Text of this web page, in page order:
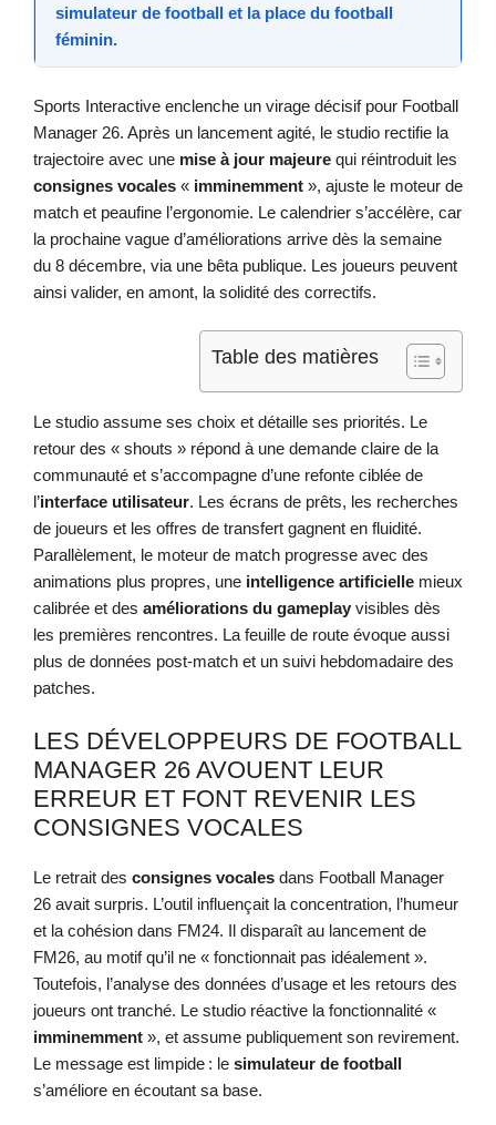
simulateur de football et la place du football
féminin.
Sports Interactive enclenche un virage décisif pour Football
Manager 26. Après un lancement agité, le studio rectifie la
trajectoire avec une mise à jour majeure qui réintroduit les
consignes vocales « imminemment », ajuste le moteur de
match et peaufine l’ergonomie. Le calendrier s’accélère, car
la prochaine vague d’améliorations arrive dès la semaine
du 8 décembre, via une bêta publique. Les joueurs peuvent
ainsi valider, en amont, la solidité des correctifs.
Table des matières
Le studio assume ses choix et détaille ses priorités. Le
retour des « shouts » répond à une demande claire de la
communauté et s’accompagne d’une refonte ciblée de
l’interface utilisateur. Les écrans de prêts, les recherches
de joueurs et les offres de transfert gagnent en fluidité.
Parallèlement, le moteur de match progresse avec des
animations plus propres, une intelligence artificielle mieux
calibrée et des améliorations du gameplay visibles dès
les premières rencontres. La feuille de route évoque aussi
plus de données post-match et un suivi hebdomadaire des
patches.
LES DÉVELOPPEURS DE FOOTBALL
MANAGER 26 AVOUENT LEUR
ERREUR ET FONT REVENIR LES
CONSIGNES VOCALES
Le retrait des consignes vocales dans Football Manager
26 avait surpris. L’outil influençait la concentration, l’humeur
et la cohésion dans FM24. Il disparaît au lancement de
FM26, au motif qu’il ne « fonctionnait pas idéalement ».
Toutefois, l’analyse des données d’usage et les retours des
joueurs ont tranché. Le studio réactive la fonctionnalité «
imminemment », et assume publiquement son revirement.
Le message est limpide : le simulateur de football
s’améliore en écoutant sa base.